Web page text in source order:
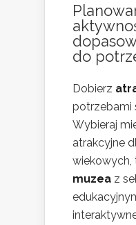
do
Dobierz
potrzebami
Wybieraj
atrakcyjne
wiekowych,
muzea z